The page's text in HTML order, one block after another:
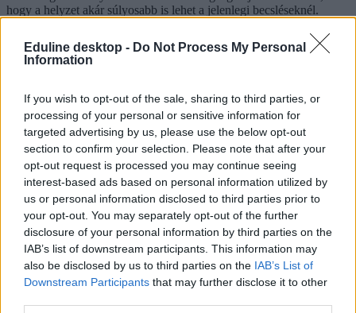
Eduline desktop - Do Not Process My Personal
Information
If you wish to opt-out of the sale, sharing to third parties, or
processing of your personal or sensitive information for
targeted advertising by us, please use the below opt-out
section to confirm your selection. Please note that after your
opt-out request is processed you may continue seeing
interest-based ads based on personal information utilized by
us or personal information disclosed to third parties prior to
your opt-out. You may separately opt-out of the further
disclosure of your personal information by third parties on the
IAB’s list of downstream participants. This information may
also be disclosed by us to third parties on the IAB’s List of
Downstream Participants that may further disclose it to other
hogy a helyzet akár súlyosabb is lehet a jelenlegi becsléseknél.
Nyitókép: Bruzák Noémi (MTI)
Ezekben a megyékben a diákok inkább a
szakképzést választják
Van olyan megye, ahol a diákok 65 százaléka tanul szakmát.